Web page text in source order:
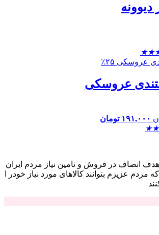
دیوونه
★
★
٪۲۵
عروسکی
۱۹۱,۰۰۰ تومان
★
★
هدف انصاف در فروش و تامین نیاز مردم ایران
عزیزم بتوانند کالاهای مورد نیاز خودر ا